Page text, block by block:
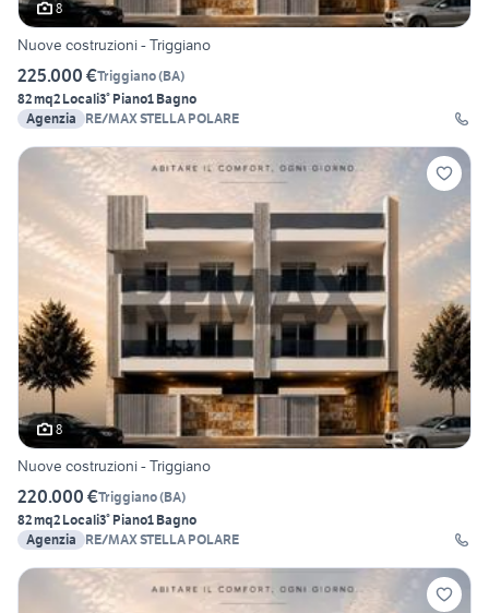
8
Nuove costruzioni - Triggiano
225.000 €Triggiano(BA)
82 mq2 Locali3° Piano1 Bagno
Agenzia
RE/MAX STELLA POLARE
8
Nuove costruzioni - Triggiano
220.000 €Triggiano(BA)
82 mq2 Locali3° Piano1 Bagno
Agenzia
RE/MAX STELLA POLARE